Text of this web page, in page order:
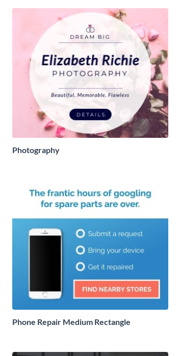
Photography
Phone Repair Medium Rectangle